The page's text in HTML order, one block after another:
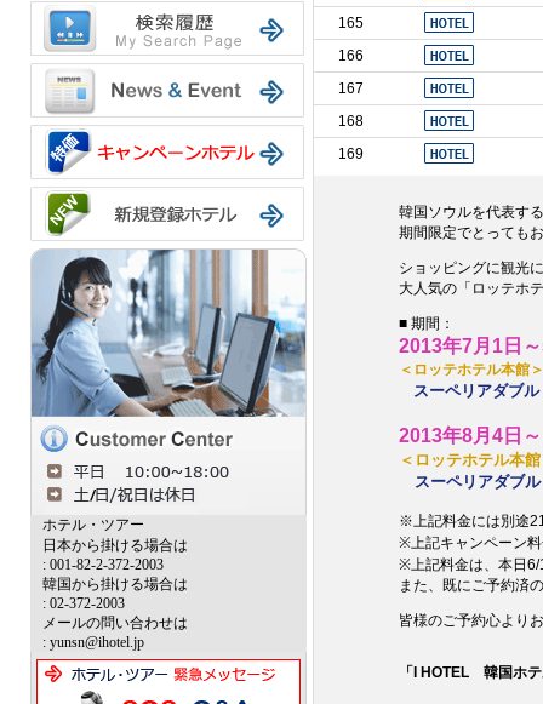
ホテル・ツアー
日本から掛ける場合は
: 001-82-2-372-2003
韓国から掛ける場合は
: 02-372-2003
メールの問い合わせは
: yunsn@ihotel.jp
165
166
167
168
169
韓国ソウルを代表す
期間限定でとっても
ショッピングに観光
大人気の「ロッテホ
■ 期間：
2013年7月1日
＜ロッテホテル本館＞
スーペリアダブ
2013年8月4日
＜ロッテホテル本
スーペリアダ
※上記料金には別途
※上記キャンペーン
※上記料金は、本日6/
また、既にご予約済
皆様のご予約心より
「I HOTEL 韓国ホ